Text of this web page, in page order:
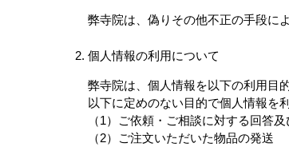
弊寺院は、偽りその他不正の手段に
個人情報の利用について
弊寺院は、個人情報を以下の利用目
以下に定めのない目的で個人情報を
（1）ご依頼・ご相談に対する回答
（2）ご注文いただいた物品の発送